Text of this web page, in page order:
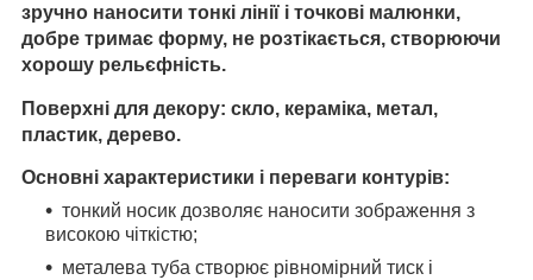
зручно наносити тонкі лінії і точкові малюнки,
добре тримає форму, не розтікається, створюючи
хорошу рельєфність.
Поверхні для декору: скло, кераміка, метал,
пластик, дерево.
Основні характеристики і переваги контурів:
тонкий носик дозволяє наносити зображення з
високою чіткістю;
металева туба створює рівномірний тиск і